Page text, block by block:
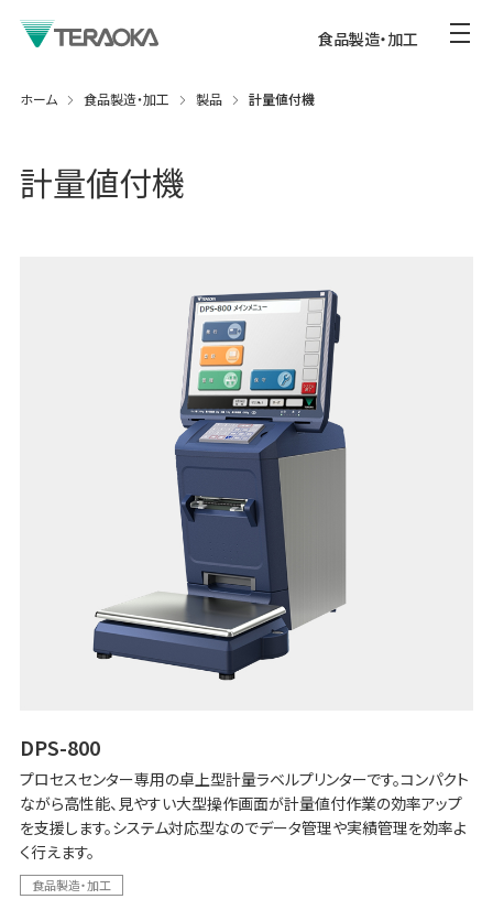
食品製造・加工
ホーム 食品製造・加工 製品 計量値付機
計量値付機
DPS-800
プロセスセンター専用の卓上型計量ラベルプリンターです。コンパクト
ながら高性能、見やすい大型操作画面が計量値付作業の効率アップ
を支援します。システム対応型なのでデータ管理や実績管理を効率よ
く行えます。
食品製造・加工